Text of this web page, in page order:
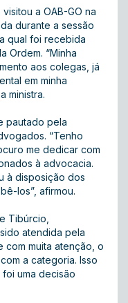
a OAB-GO na
durante a sessão
qual foi recebida
Ordem. “Minha
aos colegas, já
em minha
ministra.
pautado pela
“Tenho
me dedicar com
à advocacia.
à disposição dos
los”, afirmou.
Tibúrcio,
atendida pela
com muita atenção, o
a categoria. Isso
uma decisão